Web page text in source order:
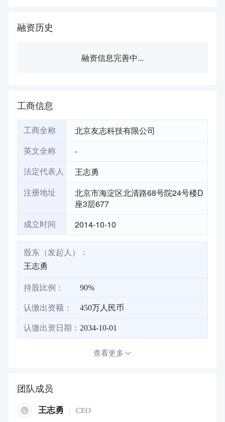
融资历史
融资信息完善中...
工商信息
工商全称 北京友志科技有限公司
英文全称 -
法定代表人 王志勇
注册地址
北京市海淀区北清路68号院24号楼D
座3层677
成立时间 2014-10-10
股东（发起人）：
王志勇
持股比例： 90%
认缴出资额： 450万人民币
认缴出资日期： 2034-10-01
查看更多
团队成员
王志勇 CEO